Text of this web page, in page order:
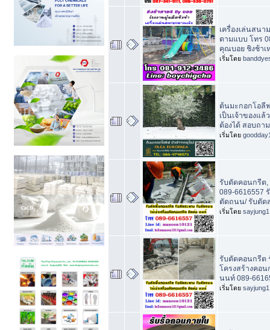
เครื่องเล่นสนา
ตามแบบ โทร
คุณบอย ชิงช้าเ
เริ่มโดย
ต้นมะกอกโอลี
เป็นเจ้าของแล้
ต้องได้ สอบถา
เริ่มโดย
รับตัดคอนกรีต
089-6616557
ตัดถนน/ รับตัด
เริ่มโดย sayjung1
รับตัดคอนกรีต
โครงสร้างคอ
นนท์ 089-
เริ่มโดย sayjung1